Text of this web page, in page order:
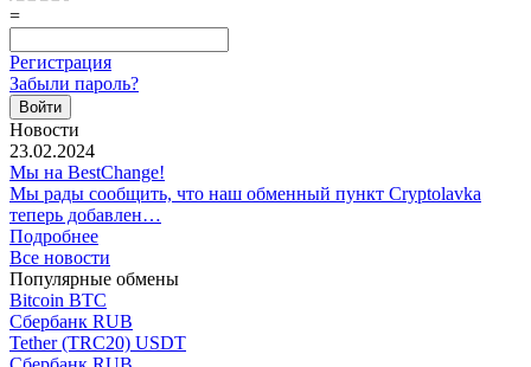
=
Регистрация
Забыли пароль?
Новости
23.02.2024
Мы на BestChange!
Мы рады сообщить, что наш обменный пункт Cryptolavka
теперь добавлен…
Подробнее
Все новости
Популярные обмены
Bitcoin BTC
Сбербанк RUB
Tether (TRC20) USDT